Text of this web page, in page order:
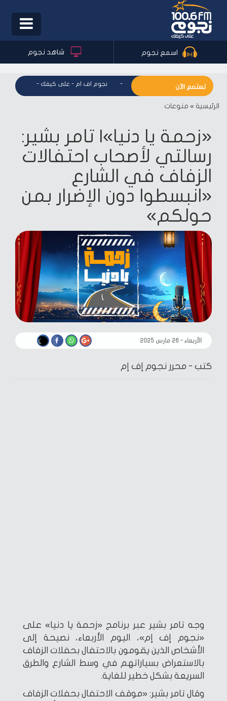
Toggle
اسمع نجوم شاهد نجوم
تستمع الآن
نجوم اف ام - على كيفك - نجوم اف ام - على كيفك نجوم اف
الرئيسية » منوعات
«زحمة يا دنيا»| تامر بشير:
رسالتي لأصحاب احتفالات
الزفاف في الشارع
«انبسطوا دون الإضرار بمن
حولكم»
الأربعاء - ٢٦ مارس ٢٠٢٥
كتب - محرر نجوم إف إم
وجه تامر بشير عبر برنامج «زحمة يا دنيا» على
«نجوم إف إم»، اليوم الأربعاء، نصيحة إلى
الأشخاص الذين يقومون بالاحتفال بحفلات الزفاف
بالاستعراض بسياراتهم في وسط الشارع والطرق
السريعة بشكل خطير للغاية.
وقال تامر بشير: «موقف الاحتفال بحفلات الزفاف